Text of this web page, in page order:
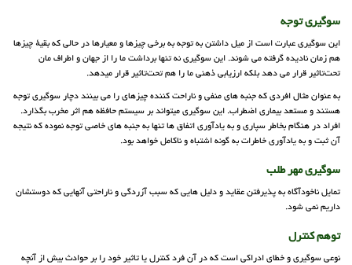
سوگیری توجه
این سوگیری عبارت است از میل داشتن به توجه به برخی چیزها و معیارها در حالی که بقیهٔ چیزها
هم زمان نادیده گرفته می شوند. این سوگیری نه تنها برداشت ما را از جهان و اطراف مان
تحت‌تاثیر قرار می دهد بلکه ارزیابی ذهنی ما را هم تحت‌تاثیر قرار می‎دهد.
به عنوان مثال افردی که جنبه های منفی و ناراحت کننده چیزهای را می بینند دچار سوگیری توجه
هستند و مستعد بیماری اضطراب. این سوگیری میتواند بر سیستم حافظه هم اثر مخرب بگذارد.
افراد در هنگام بخاطر سپاری و به یادآوری اتفاق ها تنها به جنبه های خاصی توجه نموده که نتیجه
آن ثبت و به یادآوری خاطرات به گونه اشتباه و ناکامل خواهد بود.
سوگیری مهر طلب
تمایل ناخودآگاه به پذیرفتن عقاید و دلیل هایی که سبب آزردگی و ناراحتی آنهایی که دوستشان
داریم نمی شود.
توهم کنترل
نوعی سوگیری و خطای ادراکی است که در آن فرد کنترل یا تاثیر خود را بر حوادث بیش از آنچه